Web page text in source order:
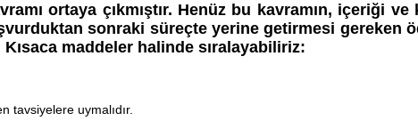
ortaya çıkmıştır. Henüz bu kavramın, içeriği ve
sonraki süreçte yerine getirmesi gereken
maddeler halinde sıralayabiliriz:
tavsiyelere uymalıdır.